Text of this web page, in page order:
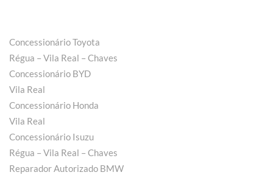
Concessionário Toyota
Régua – Vila Real – Chaves
Concessionário BYD
Vila Real
Concessionário Honda
Vila Real
Concessionário Isuzu
Régua – Vila Real – Chaves
Reparador Autorizado BMW